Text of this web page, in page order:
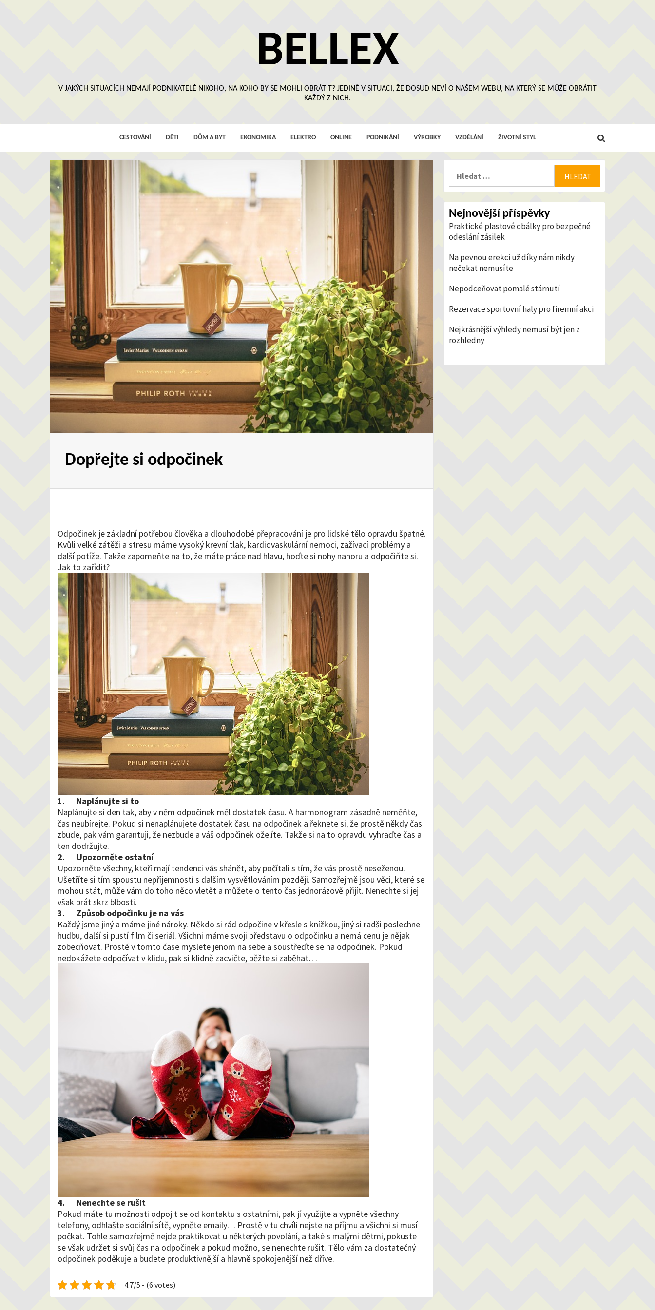
BELLEX
V JAKÝCH SITUACÍCH NEMAJÍ PODNIKATELÉ NIKOHO, NA KOHO BY SE MOHLI OBRÁTIT? JEDINĚ V SITUACI, ŽE DOSUD NEVÍ O NAŠEM WEBU, NA KTERÝ SE MŮŽE OBRÁTIT
KAŽDÝ Z NICH.
CESTOVÁNÍ DĚTI DŮM A BYT EKONOMIKA ELEKTRO ONLINE PODNIKÁNÍ VÝROBKY VZDĚLÁNÍ ŽIVOTNÍ STYL
Dopřejte si odpočinek
Odpočinek je základní potřebou člověka a dlouhodobé přepracování je pro lidské tělo opravdu špatné.
Kvůli velké zátěži a stresu máme vysoký krevní tlak, kardiovaskulární nemoci, zažívací problémy a
další potíže. Takže zapomeňte na to, že máte práce nad hlavu, hoďte si nohy nahoru a odpočiňte si.
Jak to zařídit?
1. Naplánujte si to
Naplánujte si den tak, aby v něm odpočinek měl dostatek času. A harmonogram zásadně neměňte,
čas neubírejte. Pokud si nenaplánujete dostatek času na odpočinek a řeknete si, že prostě někdy čas
zbude, pak vám garantuji, že nezbude a váš odpočinek oželíte. Takže si na to opravdu vyhraďte čas a
ten dodržujte.
2. Upozorněte ostatní
Upozorněte všechny, kteří mají tendenci vás shánět, aby počítali s tím, že vás prostě neseženou.
Ušetříte si tím spoustu nepříjemností s dalším vysvětlováním později. Samozřejmě jsou věci, které se
mohou stát, může vám do toho něco vletět a můžete o tento čas jednorázově přijít. Nenechte si jej
však brát skrz blbosti.
3. Způsob odpočinku je na vás
Každý jsme jiný a máme jiné nároky. Někdo si rád odpočine v křesle s knížkou, jiný si radši poslechne
hudbu, další si pustí film či seriál. Všichni máme svoji představu o odpočinku a nemá cenu je nějak
zobecňovat. Prostě v tomto čase myslete jenom na sebe a soustřeďte se na odpočinek. Pokud
nedokážete odpočívat v klidu, pak si klidně zacvičte, běžte si zaběhat…
4. Nenechte se rušit
Pokud máte tu možnosti odpojit se od kontaktu s ostatními, pak jí využijte a vypněte všechny
telefony, odhlašte sociální sítě, vypněte emaily… Prostě v tu chvíli nejste na příjmu a všichni si musí
počkat. Tohle samozřejmě nejde praktikovat u některých povolání, a také s malými dětmi, pokuste
se však udržet si svůj čas na odpočinek a pokud možno, se nenechte rušit. Tělo vám za dostatečný
odpočinek poděkuje a budete produktivnější a hlavně spokojenější než dříve.
4.7/5 - (6 votes)
Nejnovější příspěvky
Praktické plastové obálky pro bezpečné
odeslání zásilek
Na pevnou erekci už díky nám nikdy
nečekat nemusíte
Nepodceňovat pomalé stárnutí
Rezervace sportovní haly pro firemní akci
Nejkrásnější výhledy nemusí být jen z
rozhledny